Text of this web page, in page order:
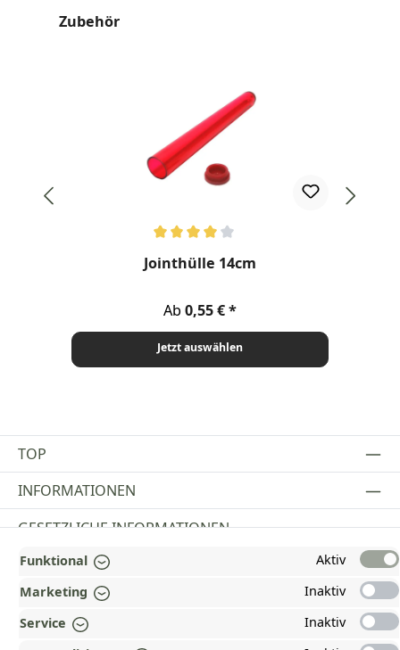
Produktgalerie überspringen
Zubehör
Jointhülle 14cm
Regulärer Preis:
Ab 0,55 €
Jetzt auswählen
TOP
INFORMATIONEN
GESETZLICHE INFORMATIONEN
ZAHLUNGS- UND VERSANDARTEN
AUSGEZEICHNET UND ZERTIFIZIERT!
WARUM HEAD-SHOP.DE?
Funktional
Aktiv
Marketing
Inaktiv
Service
Inaktiv